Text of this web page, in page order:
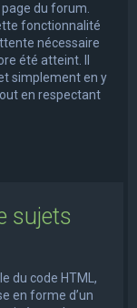
du forum.
fonctionnalité
nécessaire
été atteint. Il
simplement en y
en respectant
sujets
du code HTML,
en forme d’un